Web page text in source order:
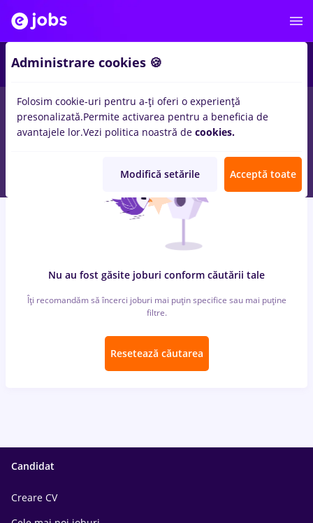
locuri de muncasofer bce, Part time inRemote (de acasa)
pentruFara experientainTransport / Distributie
Nu au fost găsite joburi conform căutării tale
Îți recomandăm să încerci joburi mai puțin specifice sau mai puține
filtre.
Resetează căutarea
Candidat
Creare CV
Administrare cookies 🍪
Folosim cookie-uri pentru a-ți oferi o experiență
presonalizată.Permite activarea pentru a beneficia de
avantajele lor.Vezi politica noastră de cookies.
Modifică setările Acceptă toate